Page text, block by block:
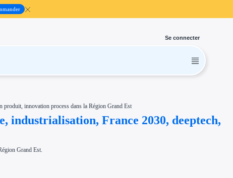
Se connecter
innovation process dans la Région Grand Est
industrialisation, France 2030, deeptech,
Grand Est.